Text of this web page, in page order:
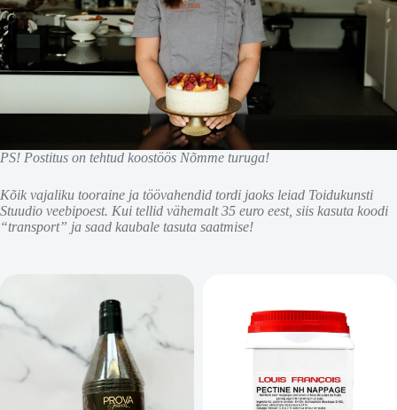
PS! Postitus on tehtud koostöös Nõmme turuga!
Kõik vajaliku tooraine ja töövahendid tordi jaoks leiad Toidukunsti
Stuudio veebipoest. Kui tellid vähemalt 35 euro eest, siis kasuta koodi
“transport” ja saad kaubale tasuta saatmise!